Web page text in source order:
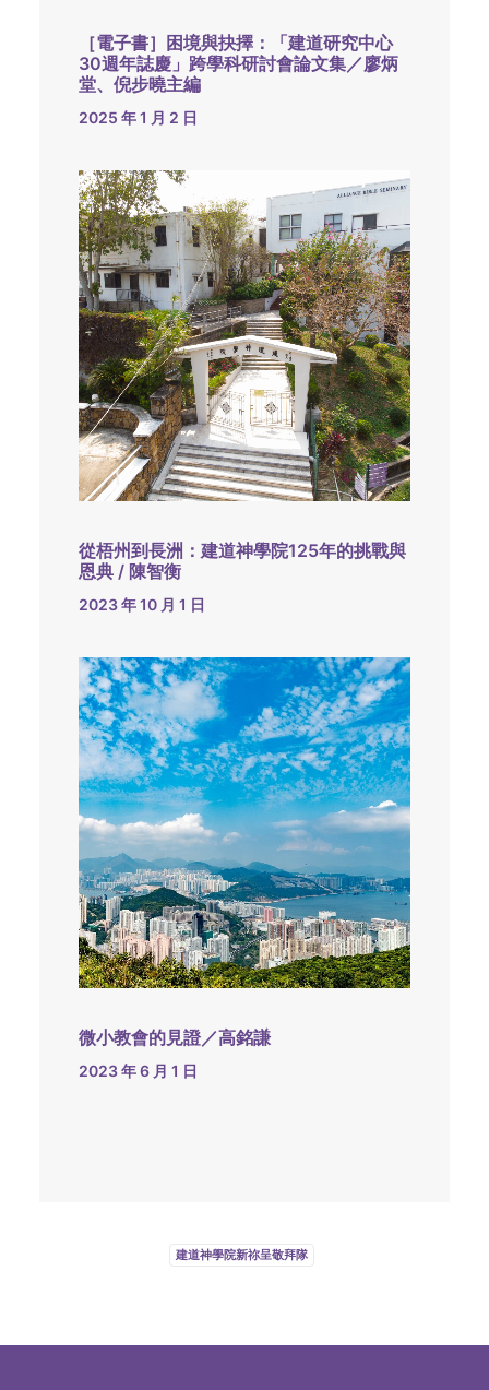
［電子書］困境與抉擇：「建道研究中心
30週年誌慶」跨學科研討會論文集／廖炳
堂、倪步曉主編
2025 年 1 月 2 日
從梧州到長洲：建道神學院125年的挑戰與
恩典 / 陳智衡
2023 年 10 月 1 日
微小教會的見證／高銘謙
2023 年 6 月 1 日
建道神學院新祢呈敬拜隊